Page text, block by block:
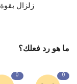
‏زلزال بقوة 5.2 يضرب ولاية جناق قلعة التركية
ما هو رد فعلك؟
0
0